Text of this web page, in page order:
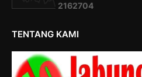
2162704
TENTANG KAMI